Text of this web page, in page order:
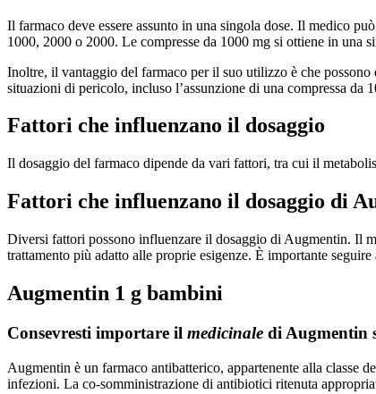
Il farmaco deve essere assunto in una singola dose. Il medico
1000, 2000 o 2000. Le compresse da 1000 mg si ottiene in una
Inoltre, il vantaggio del farmaco per il suo utilizzo è che
situazioni di pericolo, incluso l’assunzione di una compressa
Fattori che influenzano il dosaggio
Il dosaggio del farmaco dipende da vari fattori, tra cui il
Fattori che influenzano il dosaggio di
Diversi fattori possono influenzare il dosaggio di Augmentin. Il
trattamento più adatto alle proprie esigenze. È importante
Augmentin 1 g bambini
Consevresti importare il medicinale di Augmentin
Augmentin è un farmaco antibatterico, appartenente alla classe
infezioni. La co-somministrazione di antibiotici ritenuta